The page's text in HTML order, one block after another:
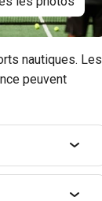
nautiques. Les
peuvent